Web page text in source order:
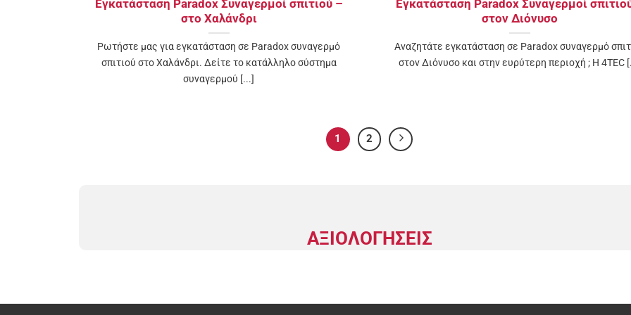
Εγκατάσταση Paradox Συναγερμοί σπιτιού –
στo Χαλάνδρι
Ρωτήστε μας για εγκατάσταση σε Paradox συναγερμό
σπιτιού στo Χαλάνδρι. Δείτε το κατάλληλο σύστημα
συναγερμού [...]
Εγκατάσταση Paradox Συναγερμοί
στον Διόνυσο
Αναζητάτε εγκατάσταση σε Paradox συναγερμό
στον Διόνυσο και στην ευρύτερη περιοχή ; H 4TEC
1 2
ΑΞΙΟΛΟΓΗΣΕΙΣ